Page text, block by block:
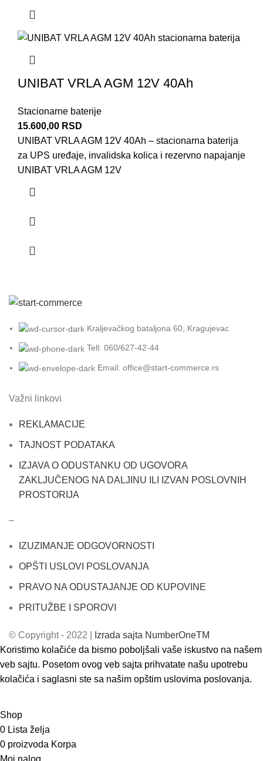
UNIBAT VRLA AGM 12V 40Ah
Stacionarne baterije
15.600,00 RSD
UNIBAT VRLA AGM 12V 40Ah – stacionarna baterija
za UPS uređaje, invalidska kolica i rezervno napajanje
UNIBAT VRLA AGM 12V
Kraljevačkog bataljona 60, Kragujevac
Tell: 060/627-42-44
Email: office@start-commerce.rs
Važni linkovi
REKLAMACIJE
TAJNOST PODATAKA
IZJAVA O ODUSTANKU OD UGOVORA
ZAKLJUČENOG NA DALJINU ILI IZVAN POSLOVNIH
PROSTORIJA
–
IZUZIMANJE ODGOVORNOSTI
OPŠTI USLOVI POSLOVANJA
PRAVO NA ODUSTAJANJE OD KUPOVINE
PRITUŽBE I SPOROVI
© Copyright - 2022 |
Izrada sajta NumberOneTM
Koristimo kolačiće da bismo poboljšali vaše iskustvo na našem
veb sajtu. Posetom ovog veb sajta prihvatate našu upotrebu
kolačića i saglasni ste sa našim opštim uslovima poslovanja.
Shop
0 Lista želja
0 proizvoda Korpa
Moj nalog